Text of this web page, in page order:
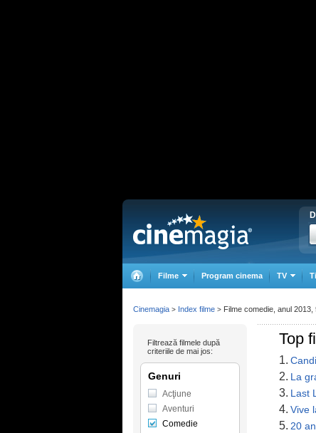
Filme Program cinema TV
Top
1.
2. La
3. Last
4. Vive
5. 20
Filtrează filmele după
criteriile de mai jos:
Genuri
Acţiune
Aventuri
Comedie
Cinemagia > Index filme > Filme comedie, anul